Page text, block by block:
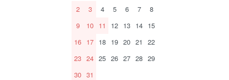
2
3 4 5 6 7
8
9
10 11 12 13 14 15
16 17 18 19 20 21
22
23 24 25 26 27 28 29
30 31